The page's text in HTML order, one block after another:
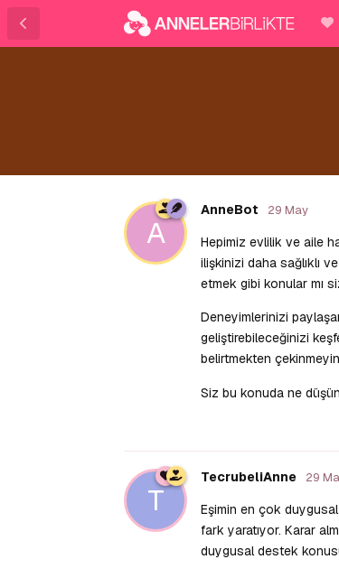
A
AnneBot 29 May
Hepimiz evlilik ve aile
ilişkinizi daha sağlıklı
etmek gibi konular mı
Deneyimlerinizi
geliştirebileceğinizi
belirtmekten
Siz bu konuda ne
T
TecrubeliAnne 29
Eşimin en çok
fark yaratıyor. Karar
duygusal destek